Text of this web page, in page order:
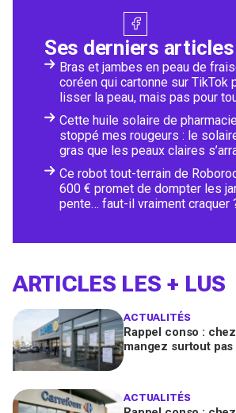
Ses derniers articles
Bras et jambes en peau de
coréen qui cartonne sur TikTok
lisser la peau, mais pas pour
Cette huile solaire de
stoppé mes rougeurs : le
gras que les peaux claires
Ce robot tout-terrain de
600 € promet de dompter les
pente… faut-il vraiment craquer
ARTICLES LES + LUS
ACTUALITÉS
Rappel conso :
mangez surtout
ACTUALITÉS